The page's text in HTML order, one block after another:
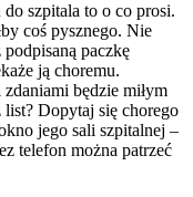
szpitala to o co prosi.
coś pysznego. Nie
podpisaną paczkę
ją choremu.
będzie miłym
list? Dopytaj się chorego
jego sali szpitalnej –
telefon można patrzeć